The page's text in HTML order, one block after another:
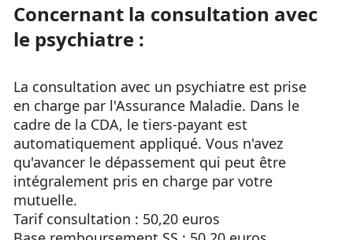
Concernant la consultation avec
le psychiatre :
La consultation avec un psychiatre est prise
en charge par l'Assurance Maladie. Dans le
cadre de la CDA, le tiers-payant est
automatiquement appliqué. Vous n'avez
qu'avancer le dépassement qui peut être
intégralement pris en charge par votre
mutuelle.
Tarif consultation : 50,20 euros